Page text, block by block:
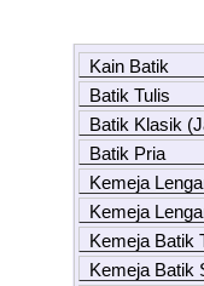
Kain Batik
Batik Tulis
Batik Klasik
Batik Pria
Kemeja
Kemeja
Kemeja Batik
Kemeja Batik